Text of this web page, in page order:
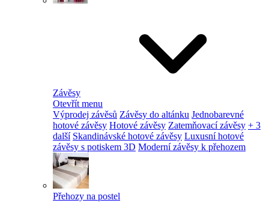
Závěsy
Otevřít menu
Výprodej závěsů Závěsy do altánku Jednobarevné
hotové závěsy Hotové závěsy Zatemňovací závěsy + 3
další Skandinávské hotové závěsy Luxusní hotové
závěsy s potiskem 3D Moderní závěsy k přehozem
Přehozy na postel